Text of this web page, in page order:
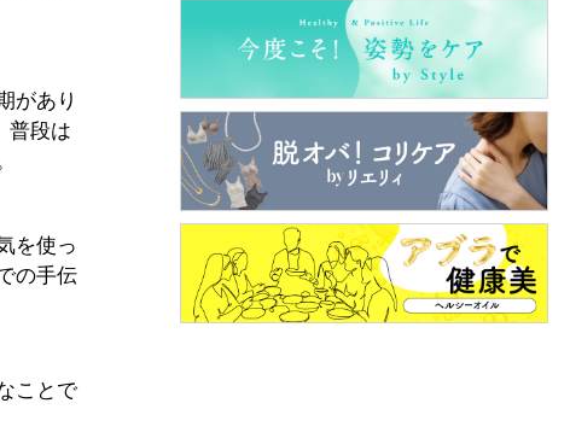
があり
普段は
を使っ
の手伝
ことで